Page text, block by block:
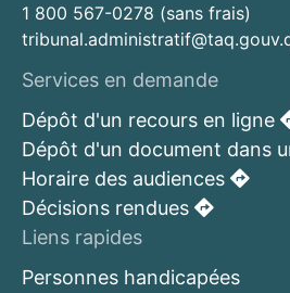
1 800 567-0278 (sans frais)
Services en demande
Dépôt d'un recours en ligne
Dépôt d'un document dans
Horaire des audiences
Décisions rendues
Liens rapides
Personnes handicapées